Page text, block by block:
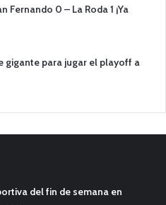
Fernando 0 – La Roda 1 ¡Ya
gigante para jugar el playoff a
del fin de semana en